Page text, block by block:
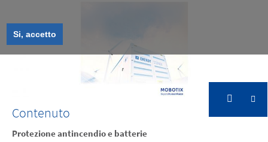
Si, accetto
Contenuto
Protezione antincendio e batterie